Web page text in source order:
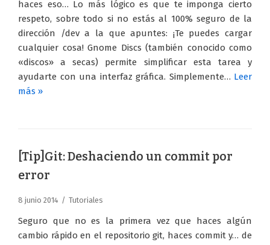
haces eso… Lo más lógico es que te imponga cierto
respeto, sobre todo si no estás al 100% seguro de la
dirección /dev a la que apuntes: ¡Te puedes cargar
cualquier cosa! Gnome Discs (también conocido como
«discos» a secas) permite simplificar esta tarea y
ayudarte con una interfaz gráfica. Simplemente… Leer
más »
[Tip]Git: Deshaciendo un commit por
error
8 junio 2014 Tutoriales
Seguro que no es la primera vez que haces algún
cambio rápido en el repositorio git, haces commit y… de